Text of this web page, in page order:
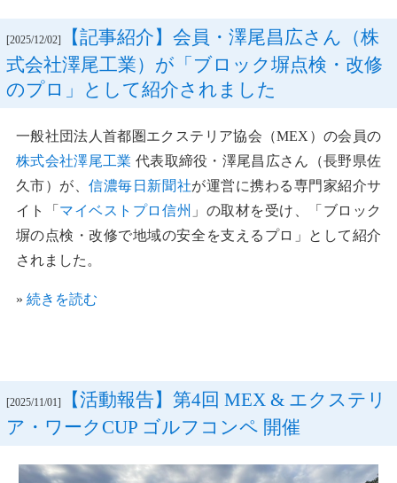
[2025/12/02]
【記事紹介】会員・澤尾昌広さん（株
式会社澤尾工業）が「ブロック塀点検・改修
のプロ」として紹介されました
一般社団法人首都圏エクステリア協会（MEX）の会員の
株式会社澤尾工業 代表取締役・澤尾昌広さん（長野県佐
久市）が、信濃毎日新聞社が運営に携わる専門家紹介サ
イト「 マイベストプロ信州 」の取材を受け、「ブロック
塀の点検・改修で地域の安全を支えるプロ」として紹介
されました。
» 続きを読む
[2025/11/01]
【活動報告】第4回 MEX & エクステリ
ア・ワークCUP ゴルフコンペ 開催